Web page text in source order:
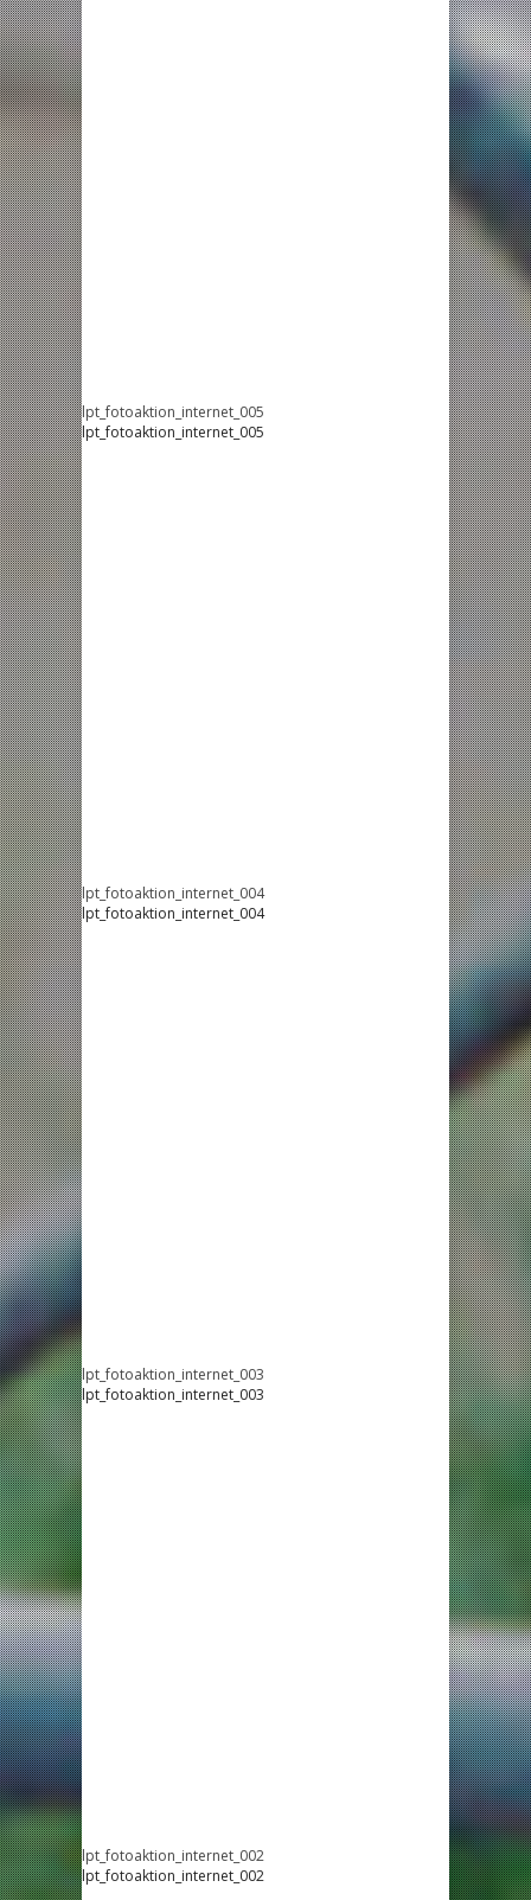
lpt_fotoaktion_internet_005
lpt_fotoaktion_internet_005
lpt_fotoaktion_internet_004
lpt_fotoaktion_internet_004
lpt_fotoaktion_internet_003
lpt_fotoaktion_internet_003
lpt_fotoaktion_internet_002
lpt_fotoaktion_internet_002